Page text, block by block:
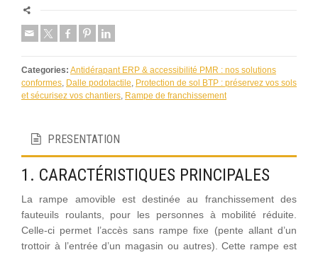
Categories: Antidérapant ERP & accessibilité PMR : nos solutions
conformes
Dalle podotactile
Protection de sol BTP : préservez vos sols
et sécurisez vos chantiers
Rampe de franchissement
PRESENTATION
1. CARACTÉRISTIQUES PRINCIPALES
La rampe amovible est destinée au franchissement des
fauteuils roulants, pour les personnes à mobilité réduite.
Celle-ci permet l’accès sans rampe fixe (pente allant d’un
trottoir à l’entrée d’un magasin ou autres). Cette rampe est